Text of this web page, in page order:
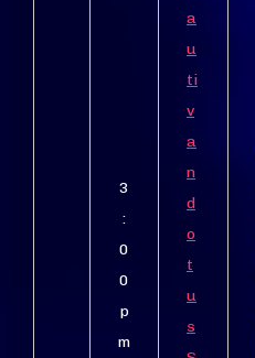
3
:
0
0
p
m
a
u
ti
v
a
n
d
o
t
u
s